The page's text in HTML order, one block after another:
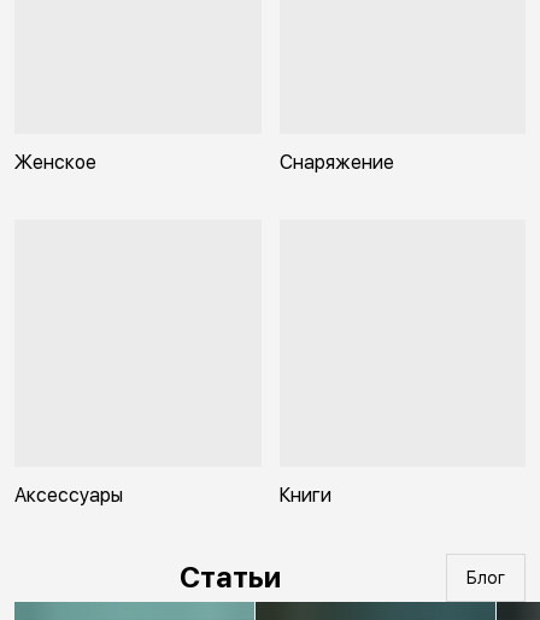
Женское Снаряжение
Аксессуары Книги
Статьи Блог